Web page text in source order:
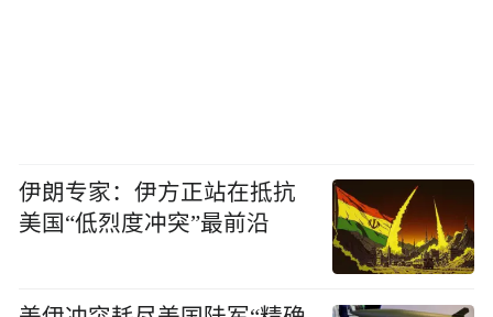
伊朗专家：伊方正站在抵抗
美国“低烈度冲突”最前沿